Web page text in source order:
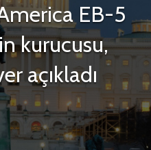
EB-5
kurucusu,
açıkladı